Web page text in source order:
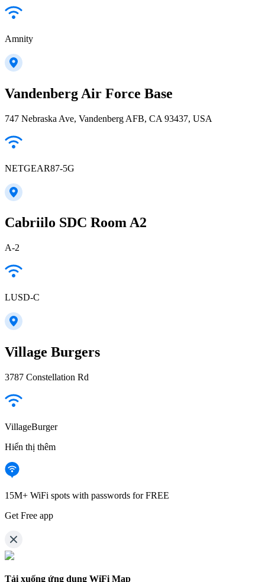
Amnity
Vandenberg Air Force Base
747 Nebraska Ave, Vandenberg AFB, CA 93437, USA
NETGEAR87-5G
Cabriilo SDC Room A2
A-2
LUSD-C
Village Burgers
3787 Constellation Rd
VillageBurger
Hiển thị thêm
15M+ WiFi spots with passwords for FREE
Get Free app
Tải xuống ứng dụng WiFi Map